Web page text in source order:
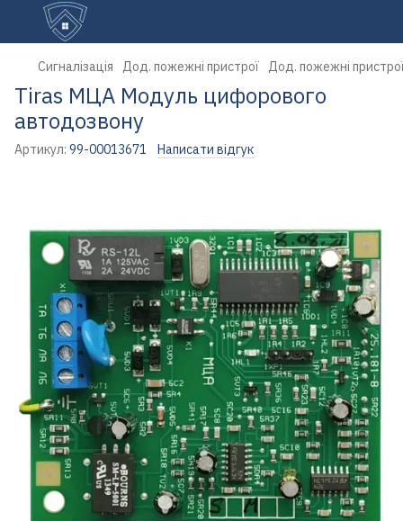
Сигналізація Дод. пожежні пристрої Дод. пожежні
Tiras МЦА Модуль цифорового
автодозвону
Артикул: 99-00013671 Написати відгук